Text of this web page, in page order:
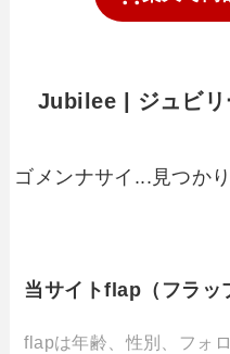
Jubilee | ジュビリ
ゴメンナサイ...見つか
当サイトflap（フラッ
flapは年齢、性別、フォ